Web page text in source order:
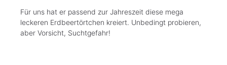
Für uns hat er passend zur Jahreszeit diese mega
leckeren Erdbeertörtchen kreiert. Unbedingt probieren,
aber Vorsicht, Suchtgefahr!